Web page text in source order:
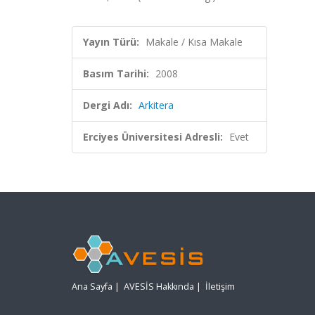
Yayın Türü: Makale / Kısa Makale
Basım Tarihi: 2008
Dergi Adı: Arkitera
Erciyes Üniversitesi Adresli: Evet
Ana Sayfa | AVESİS Hakkında | İletişim